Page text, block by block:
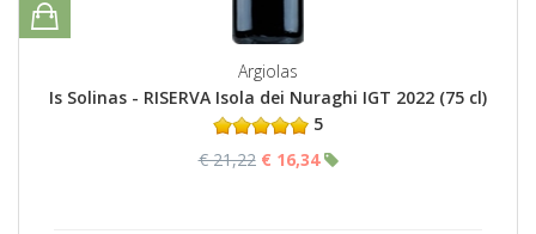
Argiolas
Is Solinas - RISERVA Isola dei Nuraghi IGT 2022 (75 cl)
5
€ 21,22 € 16,34